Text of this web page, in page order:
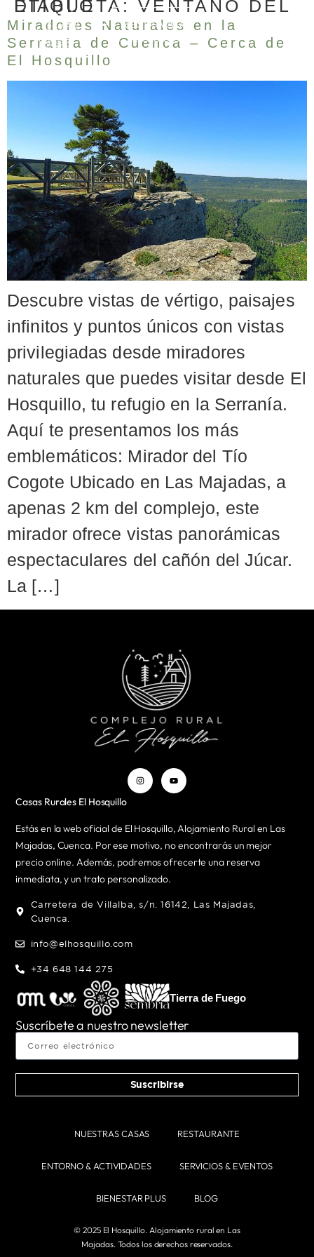
RESERVAR
RESERVAR
ETIQUETA:
VENTANO DEL DIABLO
Miradores Naturales en la
Serranía de Cuenca – Cerca de
El Hosquillo
Descubre vistas de vértigo, paisajes
infinitos y puntos únicos con vistas
privilegiadas desde miradores
naturales que puedes visitar desde El
Hosquillo, tu refugio en la Serranía.
Aquí te presentamos los más
emblemáticos: Mirador del Tío
Cogote Ubicado en Las Majadas, a
apenas 2 km del complejo, este
mirador ofrece vistas panorámicas
espectaculares del cañón del Júcar.
La […]
Casas Rurales El Hosquillo
Estás en la web oficial de El Hosquillo, Alojamiento Rural en Las
Majadas, Cuenca. Por ese motivo, no encontrarás un mejor
precio online. Además, podremos ofrecerte una reserva
inmediata, y un trato personalizado.
Carretera de Villalba, s/n. 16142, Las Majadas,
Cuenca.
info@elhosquillo.com
+34 648 144 275
Tierra de Fuego
Suscríbete a nuestro newsletter
Suscribirse
NUESTRAS CASAS RESTAURANTE
ENTORNO & ACTIVIDADES SERVICIOS & EVENTOS
BIENESTAR PLUS BLOG
© 2025 El Hosquillo. Alojamiento rural en Las
Majadas. Todos los derechos reservados.